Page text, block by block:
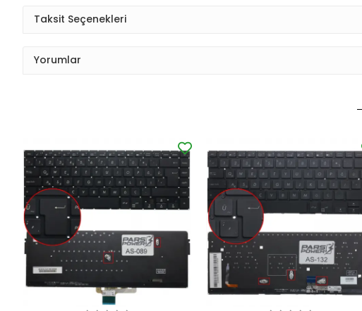
Taksit Seçenekleri
Yorumlar